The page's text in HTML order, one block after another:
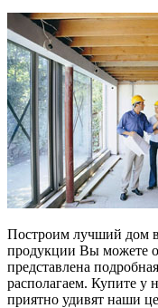
Построим лучший дом
продукции Вы можете
представлена
располагаем. Купите у
приятно удивят наши